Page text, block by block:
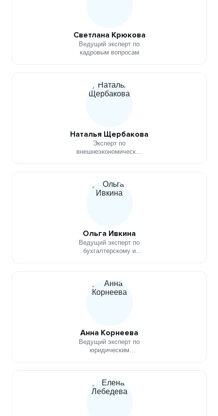
Светлана Крюкова
Ведущий эксперт по
кадровым вопросам
Наталья Щербакова
Эксперт по
внешнеэкономической
Ольга Ивкина
Ведущий эксперт по
бухгалтерскому и
Анна Корнеева
Ведущий эксперт по
юридическим